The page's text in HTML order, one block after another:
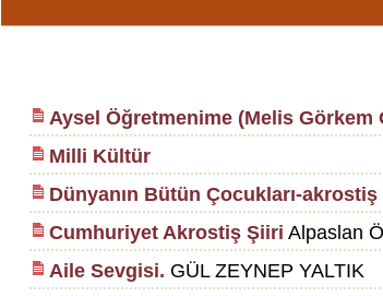
Aysel Öğretmenime (Melis Görkem
Milli Kültür
Dünyanın Bütün Çocukları-akrostiş
Cumhuriyet Akrostiş Şiiri Alpaslan
Aile Sevgisi. GÜL ZEYNEP YALTIK